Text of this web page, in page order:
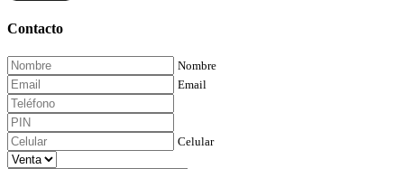
Contacto
Nombre
Email
Celular